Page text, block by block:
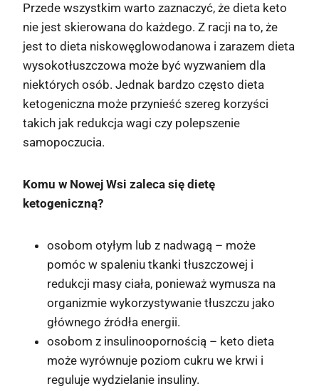
Przede wszystkim warto zaznaczyć, że dieta keto
nie jest skierowana do każdego. Z racji na to, że
jest to dieta niskowęglowodanowa i zarazem dieta
wysokotłuszczowa może być wyzwaniem dla
niektórych osób. Jednak bardzo często dieta
ketogeniczna może przynieść szereg korzyści
takich jak redukcja wagi czy polepszenie
samopoczucia.
Komu w Nowej Wsi zaleca się dietę
ketogeniczną?
osobom otyłym lub z nadwagą – może
pomóc w spaleniu tkanki tłuszczowej i
redukcji masy ciała, ponieważ wymusza na
organizmie wykorzystywanie tłuszczu jako
głównego źródła energii.
osobom z insulinoopornością – keto dieta
może wyrównuje poziom cukru we krwi i
reguluje wydzielanie insuliny.